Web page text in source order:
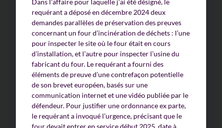
requérant a déposé en décembre 2024 deux
demandes parallèles de préservation des preuves
concernant un four d’incinération de déchets : l’une
pour inspecter le site où le four était en cours
d’installation, et l’autre pour inspecter l’usine du
fabricant du four. Le requérant a fourni des
éléments de preuve d’une contrefaçon potentielle
de son brevet européen, basés sur une
communication internet et une vidéo publiée par le
défendeur. Pour justifier une ordonnance ex parte,
le requérant a invoqué l’urgence, précisant que le
four devait entrer en service début 2025, date à